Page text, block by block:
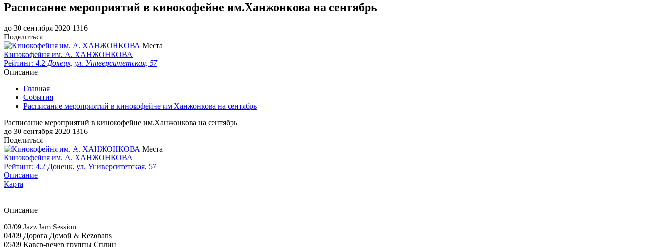
Расписание мероприятий в кинокофейне им.Ханжонкова на сентябрь
до 30 сентября 2020 1316
Поделиться
Места
Кинокофейня им. А. ХАНЖОНКОВА
Рейтинг: 4.2 Донецк, ул. Университетская, 57
Описание
Главная
События
Расписание мероприятий в кинокофейне им.Ханжонкова на сентябрь
Расписание мероприятий в кинокофейне им.Ханжонкова на сентябрь
до 30 сентября 2020 1316
Поделиться
Места
Кинокофейня им. А. ХАНЖОНКОВА
Рейтинг: 4.2 Донецк, ул. Университетская, 57
Описание
Карта
Описание
03/09 Jazz Jam Session
04/09 Дорога Домой & Rezonans
05/09 Кавер-вечер группы Сплин